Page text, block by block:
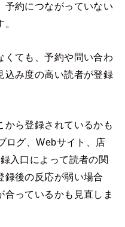
予約につながっていない
くても、予約や問い合わ
込み度の高い読者が登録
から登録されているかも
ログ、Webサイト、店
入口によって読者の関
録後の反応が弱い場合
っているかも見直しま